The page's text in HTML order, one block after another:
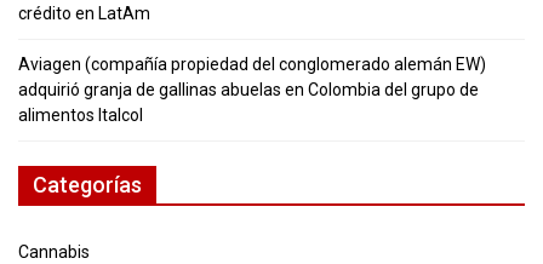
crédito en LatAm
Aviagen (compañía propiedad del conglomerado alemán EW)
adquirió granja de gallinas abuelas en Colombia del grupo de
alimentos Italcol
Categorías
Cannabis